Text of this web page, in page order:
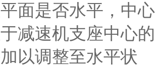
面是否水平，中心
减速机支座中心的
以调整至水平状